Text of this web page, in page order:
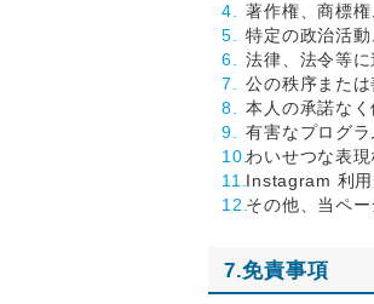
著作権、商標
特定の政治活
法律、法令等
公の秩序また
本人の承諾な
有害なプログラ
わいせつな表
Instagram 利
その他、当ペ
7.免責事項